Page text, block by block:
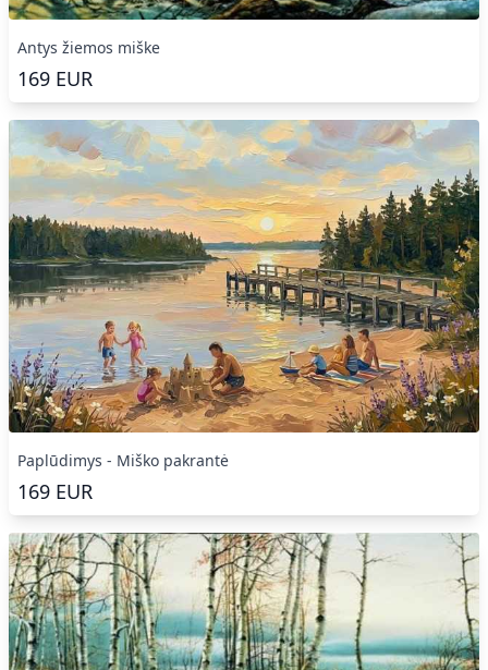
Antys žiemos miške
169 EUR
Paplūdimys - Miško pakrantė
169 EUR